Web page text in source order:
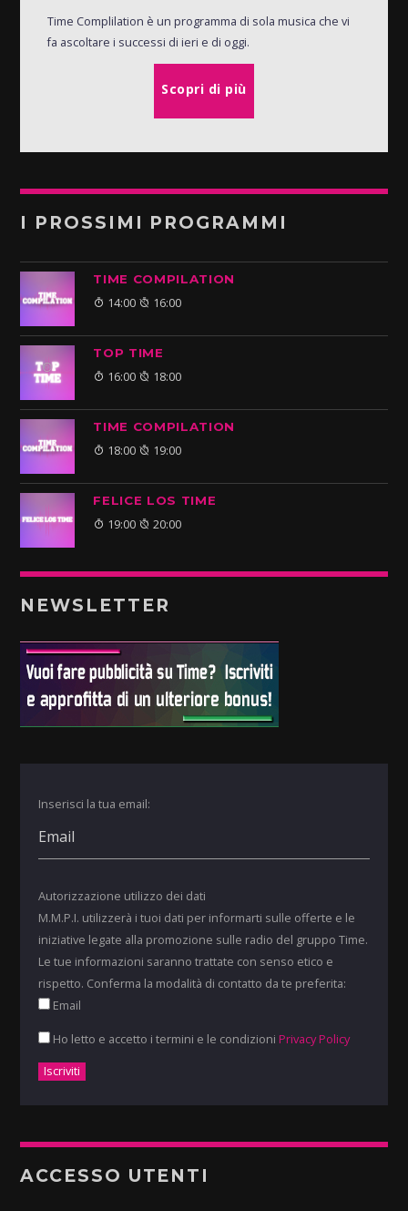
Time Complilation è un programma di sola musica che vi
fa ascoltare i successi di ieri e di oggi.
Scopri di più
I PROSSIMI PROGRAMMI
TIME COMPILATION
14:00 16:00
TOP TIME
16:00 18:00
TIME COMPILATION
18:00 19:00
FELICE LOS TIME
19:00 20:00
NEWSLETTER
Inserisci la tua email:
Autorizzazione utilizzo dei dati
M.M.P.I. utilizzerà i tuoi dati per informarti sulle offerte e le
iniziative legate alla promozione sulle radio del gruppo Time.
Le tue informazioni saranno trattate con senso etico e
rispetto. Conferma la modalità di contatto da te preferita:
Email
Ho letto e accetto i termini e le condizioni Privacy Policy
ACCESSO UTENTI